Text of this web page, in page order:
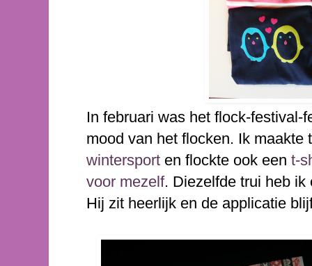
In februari was het flock-festival-
mood van het flocken. Ik
wintersport en flockte ook een t-
voor mezelf. Diezelfde trui heb ik
Hij zit heerlijk en de applicatie